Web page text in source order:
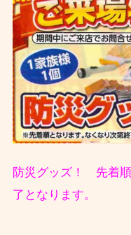
防災グッズ！ 先着
了となります。